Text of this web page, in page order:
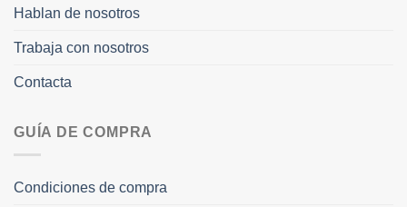
Hablan de nosotros
Trabaja con nosotros
Contacta
GUÍA DE COMPRA
Condiciones de compra